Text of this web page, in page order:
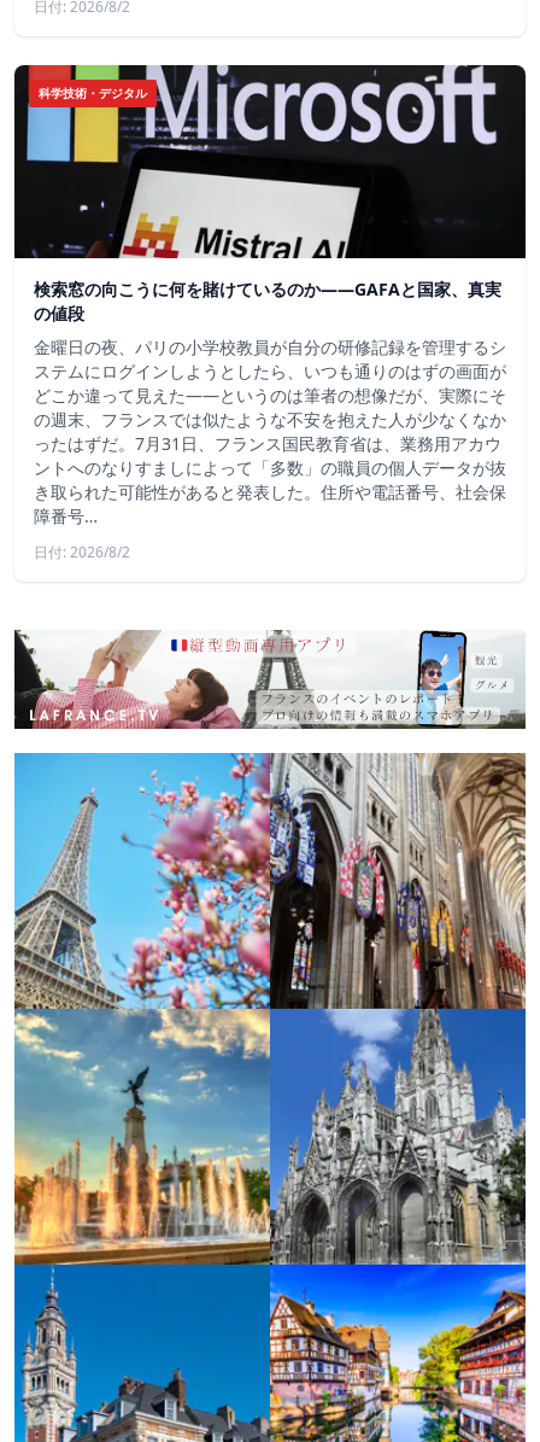
日付: 2026/8/2
科学技術・デジタル
検索窓の向こうに何を賭けているのか——GAFAと国家、真実
の値段
金曜日の夜、パリの小学校教員が自分の研修記録を管理するシ
ステムにログインしようとしたら、いつも通りのはずの画面が
どこか違って見えた——というのは筆者の想像だが、実際にそ
の週末、フランスでは似たような不安を抱えた人が少なくなか
ったはずだ。7月31日、フランス国民教育省は、業務用アカウ
ントへのなりすましによって「多数」の職員の個人データが抜
き取られた可能性があると発表した。住所や電話番号、社会保
障番号…
日付: 2026/8/2